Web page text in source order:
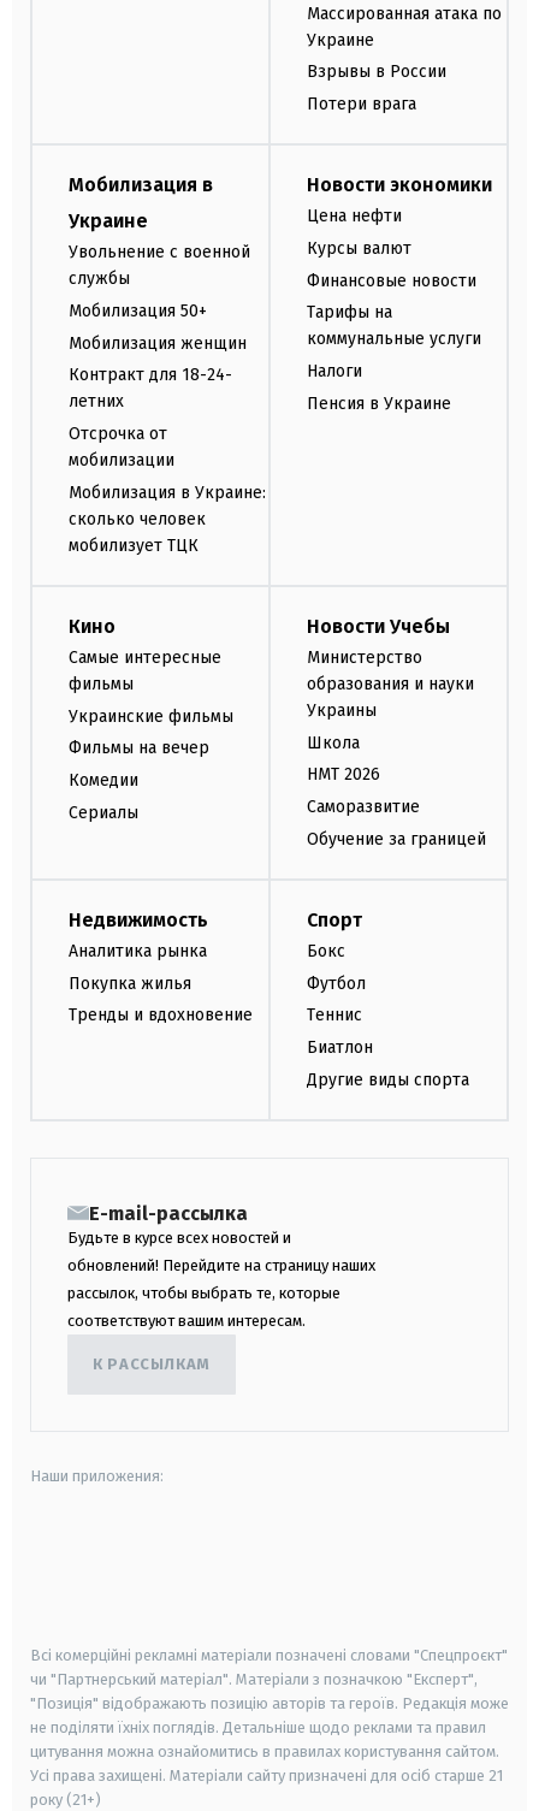
Массированная атака по
Украине
Взрывы в России
Потери врага
Мобилизация в
Украине
Увольнение с военной
службы
Мобилизация 50+
Мобилизация женщин
Контракт для 18-24-
летних
Отсрочка от
мобилизации
Мобилизация в Украине:
сколько человек
мобилизует ТЦК
Новости экономики
Цена нефти
Курсы валют
Финансовые новости
Тарифы на
коммунальные услуги
Налоги
Пенсия в Украине
Кино
Самые интересные
фильмы
Украинские фильмы
Фильмы на вечер
Комедии
Сериалы
Новости Учебы
Министерство
образования и науки
Украины
Школа
НМТ 2026
Саморазвитие
Обучение за границей
Недвижимость
Аналитика рынка
Покупка жилья
Тренды и вдохновение
Спорт
Бокс
Футбол
Теннис
Биатлон
Другие виды спорта
E-mail-рассылка
Будьте в курсе всех новостей и
обновлений! Перейдите на страницу наших
рассылок, чтобы выбрать те, которые
соответствуют вашим интересам.
К РАССЫЛКАМ
Наши приложения:
Всі комерційні рекламні матеріали позначені словами "Спецпроєкт"
чи "Партнерський матеріал". Матеріали з позначкою "Експерт",
"Позиція" відображають позицію авторів та героїв. Редакція може
не поділяти їхніх поглядів. Детальніше щодо реклами та правил
цитування можна ознайомитись в правилах користування сайтом.
Усі права захищені. Матеріали сайту призначені для осіб старше 21
року (21+)